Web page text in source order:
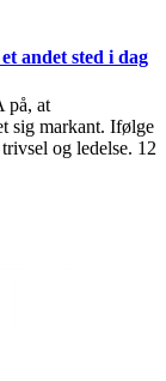
andet sted i dag
på, at
sig markant. Ifølge
og ledelse. 12